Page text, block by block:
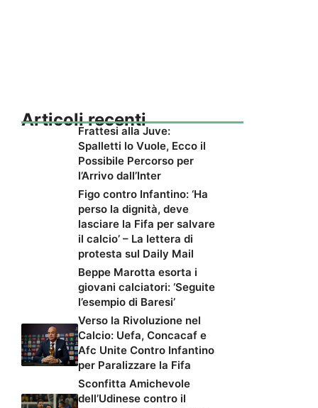
Articoli recenti
Frattesi alla Juve:
Spalletti lo Vuole, Ecco il
Possibile Percorso per
l’Arrivo dall’Inter
Figo contro Infantino: ‘Ha
perso la dignità, deve
lasciare la Fifa per salvare
il calcio’ – La lettera di
protesta sul Daily Mail
Beppe Marotta esorta i
giovani calciatori: ‘Seguite
l’esempio di Baresi’
Verso la Rivoluzione nel
Calcio: Uefa, Concacaf e
Afc Unite Contro Infantino
per Paralizzare la Fifa
Sconfitta Amichevole
dell’Udinese contro il